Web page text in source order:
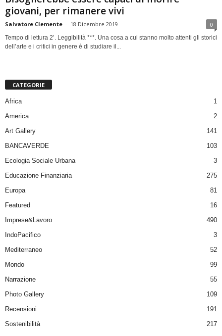
giovani, per rimanere vivi
Salvatore Clemente - 18 Dicembre 2019 0
Tempo di lettura 2’. Leggibilità ***. Una cosa a cui stanno molto attenti gli storici
dell’arte e i critici in genere è di studiare il...
CATEGORIE
Africa
1
America
2
Art Gallery
141
BANCAVERDE
103
Ecologia Sociale Urbana
3
Educazione Finanziaria
275
Europa
81
Featured
16
Imprese&Lavoro
490
IndoPacifico
3
Mediterraneo
52
Mondo
99
Narrazione
55
Photo Gallery
109
Recensioni
191
Sostenibilità
217